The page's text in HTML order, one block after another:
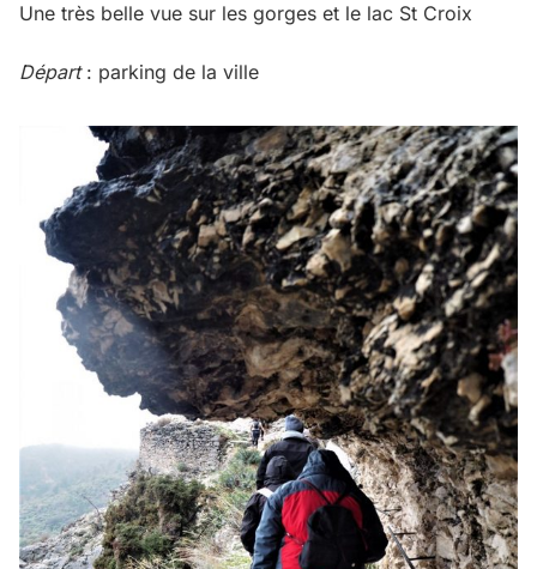
Une très belle vue sur les gorges et le lac St Croix
Départ: parking de la ville